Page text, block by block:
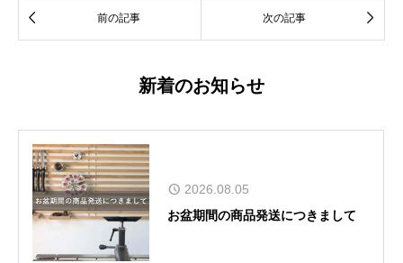
 前の記事 次の記事 
新着のお知らせ
2026.08.05
お盆期間の商品発送につきまして